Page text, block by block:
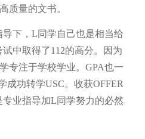
质量的文书。
导下，L同学自己也是相当给
中取得了112的高分。因为
专注于学校学业。GPA也一
成功转学USC。收获OFFER
业指导加L同学努力的必然